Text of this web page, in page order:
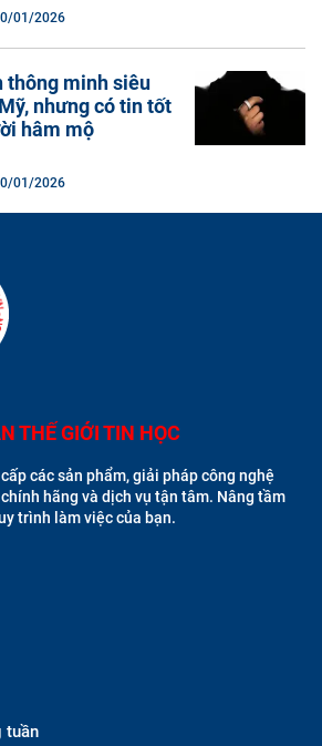
01/2026
thông minh siêu
nhưng có tin tốt
hâm mộ
01/2026
THẾ GIỚI TIN HỌC
các sản phẩm, giải pháp công nghệ
hãng và dịch vụ tận tâm. Nâng tầm
trình làm việc của bạn.
tuần